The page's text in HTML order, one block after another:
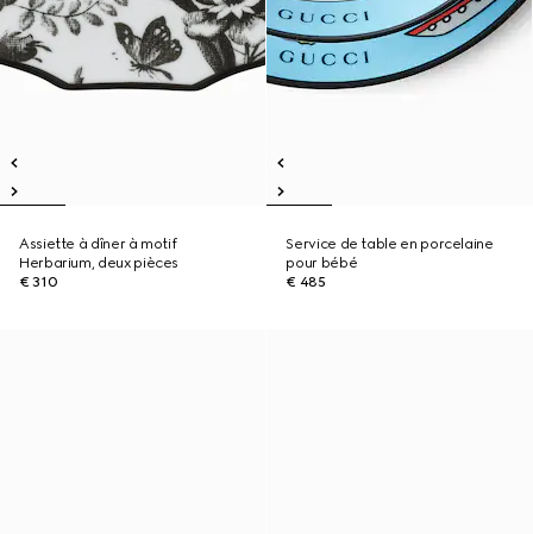
Assiette à dîner à motif
Herbarium, deux pièces
€ 310
Service de table en porcelaine
pour bébé
€ 485